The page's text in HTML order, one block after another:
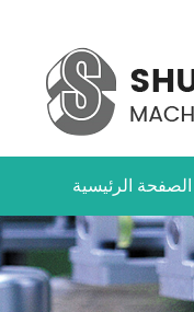
الصفحة الرئيسية